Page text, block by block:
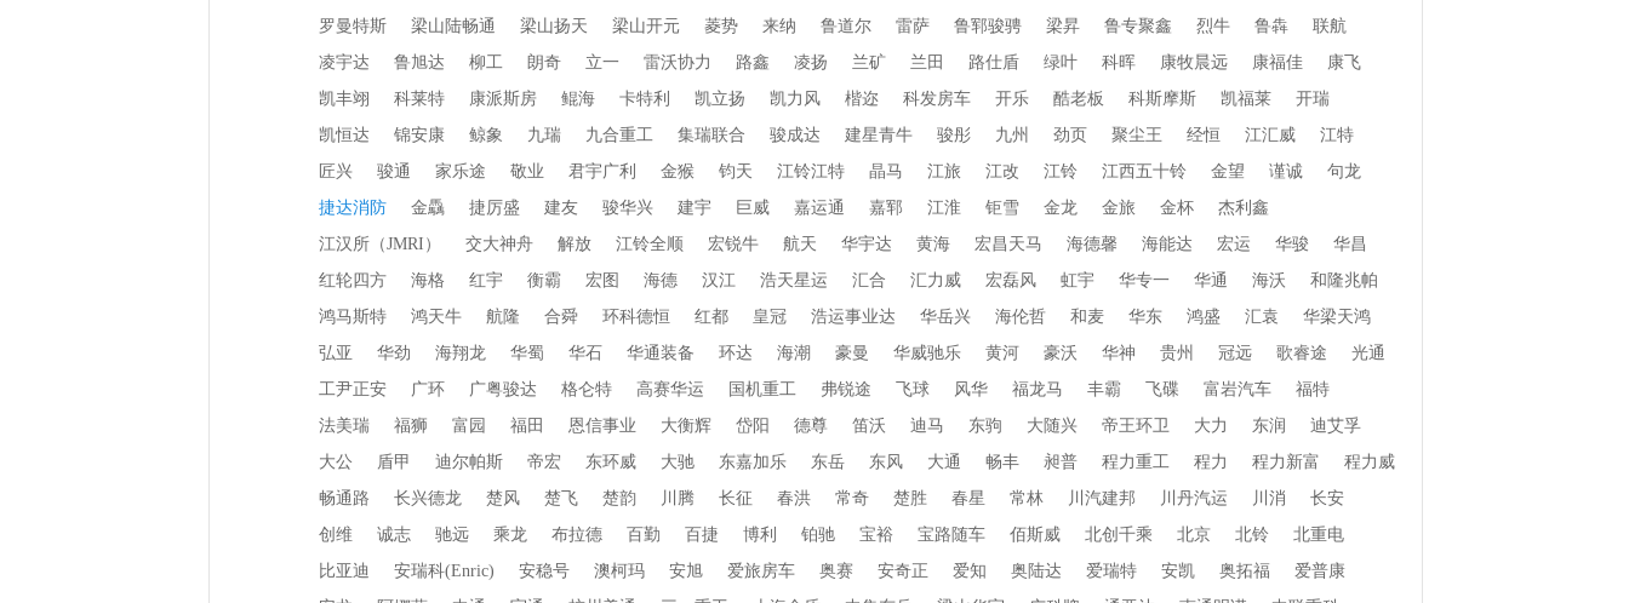
罗曼特斯
梁山陆畅通 梁山扬天 梁山开元 菱势 来纳 鲁道尔 雷萨 鲁郓骏骋 梁昇 鲁专聚鑫 烈牛 鲁犇
联航
凌宇达
鲁旭达 柳工 朗奇 立一 雷沃协力 路鑫 凌扬 兰矿 兰田 路仕盾 绿叶 科晖 康牧晨远 康福佳
康飞
凯丰翊
科莱特 康派斯房 鲲海 卡特利 凯立扬 凯力风 楷迩 科发房车 开乐 酷老板 科斯摩斯 凯福莱
开瑞
凯恒达
锦安康 鲸象 九瑞 九合重工 集瑞联合 骏成达 建星青牛 骏彤 九州 劲页 聚尘王 经恒 江汇威
江特
匠兴
骏通 家乐途 敬业 君宇广利 金猴 钧天 江铃江特 晶马 江旅 江改 江铃 江西五十铃 金望 谨诚
句龙
捷达消防
金驫 捷厉盛 建友 骏华兴 建宇 巨威 嘉运通 嘉郓 江淮 钜雪 金龙 金旅 金杯
杰利鑫
江汉所（JMRI）
交大神舟 解放 江铃全顺 宏锐牛 航天 华宇达 黄海 宏昌天马 海德馨 海能达 宏运 华骏
华昌
红轮四方
海格 红宇 衡霸 宏图 海德 汉江 浩天星运 汇合 汇力威 宏磊风 虹宇 华专一 华通 海沃
和隆兆帕
鸿马斯特
鸿天牛 航隆 合舜 环科德恒 红都 皇冠 浩运事业达 华岳兴 海伦哲 和麦 华东 鸿盛 汇袁
华梁天鸿
弘亚
华劲 海翔龙 华蜀 华石 华通装备 环达 海潮 豪曼 华威驰乐 黄河 豪沃 华神 贵州 冠远 歌睿途
光通
工尹正安
广环 广粤骏达 格仑特 高赛华运 国机重工 弗锐途 飞球 风华 福龙马 丰霸 飞碟 富岩汽车
福特
法美瑞
福狮 富园 福田 恩信事业 大衡辉 岱阳 德尊 笛沃 迪马 东驹 大随兴 帝王环卫 大力 东润
迪艾孚
大公
盾甲 迪尔帕斯 帝宏 东环威 大驰 东嘉加乐 东岳 东风 大通 畅丰 昶普 程力重工 程力 程力新富
程力威
畅通路
长兴德龙 楚风 楚飞 楚韵 川腾 长征 春洪 常奇 楚胜 春星 常林 川汽建邦 川丹汽运 川消
长安
创维
诚志 驰远 乘龙 布拉德 百勤 百捷 博利 铂驰 宝裕 宝路随车 佰斯威 北创千乘 北京 北铃
北重电
比亚迪
安瑞科(Enric) 安稳号 澳柯玛 安旭 爱旅房车 奥赛 安奇正 爱知 奥陆达 爱瑞特 安凯 奥拓福
爱普康